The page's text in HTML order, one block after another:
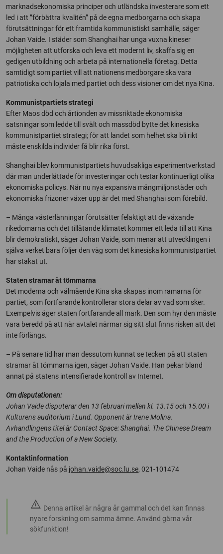
marknadsekonomiska principer och utländska investerare som ett
led i att ”förbättra kvalitén” på de egna medborgarna och skapa
förutsättningar för ett framtida kommunistiskt samhälle, säger
Johan Vaide. I städer som Shanghai har unga vuxna kineser
möjligheten att utforska och leva ett modernt liv, skaffa sig en
gedigen utbildning och arbeta på internationella företag. Detta
samtidigt som partiet vill att nationens medborgare ska vara
patriotiska och lojala med partiet och dess visioner om det nya Kina.
Kommunistpartiets strategi
Efter Maos död och årtionden av missriktade ekonomiska
satsningar som ledde till svält och massdöd bytte det kinesiska
kommunistpartiet strategi; för att landet som helhet ska bli rikt
måste enskilda individer få blir rika först.
Shanghai blev kommunistpartiets huvudsakliga experimentverkstad
där man underlättade för investeringar och testar kontinuerligt olika
ekonomiska policys. När nu nya expansiva mångmiljonstäder och
ekonomiska frizoner växer upp är det med Shanghai som förebild.
– Många västerlänningar förutsätter felaktigt att de växande
rikedomarna och det tillåtande klimatet kommer ett leda till att Kina
blir demokratiskt, säger Johan Vaide, som menar att utvecklingen i
själva verket bara följer den väg som det kinesiska kommunistpartiet
har stakat ut.
Staten stramar åt tömmarna
Det moderna och välmående Kina ska skapas inom ramarna för
partiet, som fortfarande kontrollerar stora delar av vad som sker.
Exempelvis äger staten fortfarande all mark. Den som hyr den måste
vara beredd på att när avtalet närmar sig sitt slut finns risken att det
inte förlängs.
– På senare tid har man dessutom kunnat se tecken på att staten
stramar åt tömmarna igen, säger Johan Vaide. Han pekar bland
annat på statens intensifierade kontroll av Internet.
Om disputationen:
Johan Vaide disputerar den 13 februari mellan kl. 13.15 och 15.00 i
Kulturens auditorium i Lund. Opponent är Irene Molina.
Avhandlingens titel är Contact Space: Shanghai. The Chinese Dream
and the Production of a New Society.
Kontaktinformation
Johan Vaide nås på johan.vaide@soc.lu.se, 021-101474
warning Denna artikel är några år gammal och det kan finnas
nyare forskning om samma ämne. Använd gärna vår
sökfunktion!